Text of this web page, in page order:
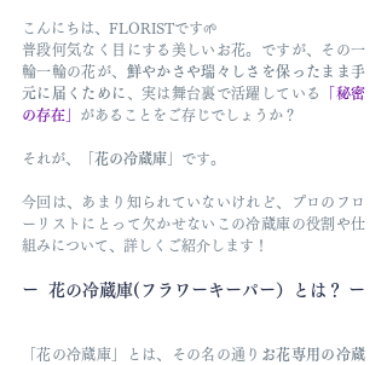
こんにちは、FLORISTです🌱
普段何気なく目にする美しいお花。ですが、その一
輪一輪の花が、 鮮やかさや瑞々しさを保ったまま手
元に届くために
、実は舞台裏で活躍している
「秘密
の存在」 があることをご存じでしょうか？
それが、 「花の冷蔵庫」 です。
今回は、あまり知られていないけれど、プロのフロ
ーリストにとって欠かせないこの冷蔵庫の役割や仕
組みについて、詳しくご紹介します！
ー  花の冷蔵庫(フラワーキーパー）とは？ ー
「花の冷蔵庫」とは、その名の通り お花専用の冷蔵